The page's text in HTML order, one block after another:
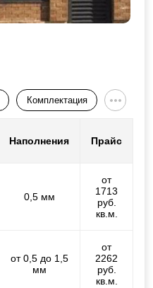
Комплектация
Наполнения Прайс
0,5 мм
от
1713
руб.
кв.м.
от 0,5 до 1,5
мм
от
2262
руб.
кв.м.